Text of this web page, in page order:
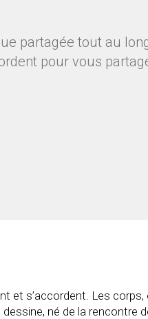
partagée tout au
pour vous
s’accordent. Les corps,
né de la rencontre